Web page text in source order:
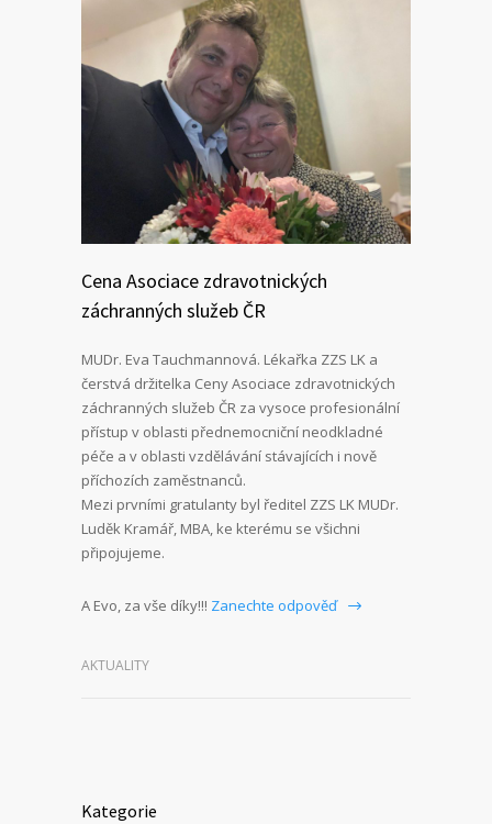
Cena Asociace zdravotnických
záchranných služeb ČR
MUDr. Eva Tauchmannová. Lékařka ZZS LK a
čerstvá držitelka Ceny Asociace zdravotnických
záchranných služeb ČR za vysoce profesionální
přístup v oblasti přednemocniční neodkladné
péče a v oblasti vzdělávání stávajících i nově
příchozích zaměstnanců.
Mezi prvními gratulanty byl ředitel ZZS LK MUDr.
Luděk Kramář, MBA, ke kterému se všichni
připojujeme.
A Evo, za vše díky!!! Zanechte odpověď
AKTUALITY
Kategorie